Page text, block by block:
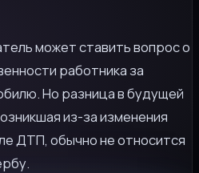
может ставить вопрос о
работника за
Но разница в будущей
из-за изменения
ДТП, обычно не относится